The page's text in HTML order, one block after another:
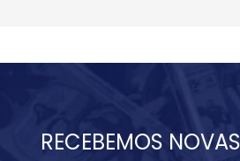
RECEBEMOS